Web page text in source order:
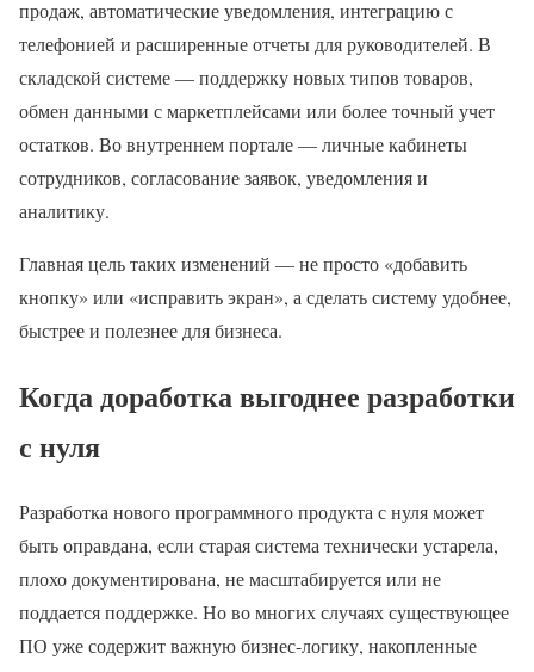
продаж, автоматические уведомления, интеграцию с
телефонией и расширенные отчеты для руководителей. В
складской системе — поддержку новых типов товаров,
обмен данными с маркетплейсами или более точный учет
остатков. Во внутреннем портале — личные кабинеты
сотрудников, согласование заявок, уведомления и
аналитику.
Главная цель таких изменений — не просто «добавить
кнопку» или «исправить экран», а сделать систему удобнее,
быстрее и полезнее для бизнеса.
Когда доработка выгоднее разработки
с нуля
Разработка нового программного продукта с нуля может
быть оправдана, если старая система технически устарела,
плохо документирована, не масштабируется или не
поддается поддержке. Но во многих случаях существующее
ПО уже содержит важную бизнес-логику, накопленные